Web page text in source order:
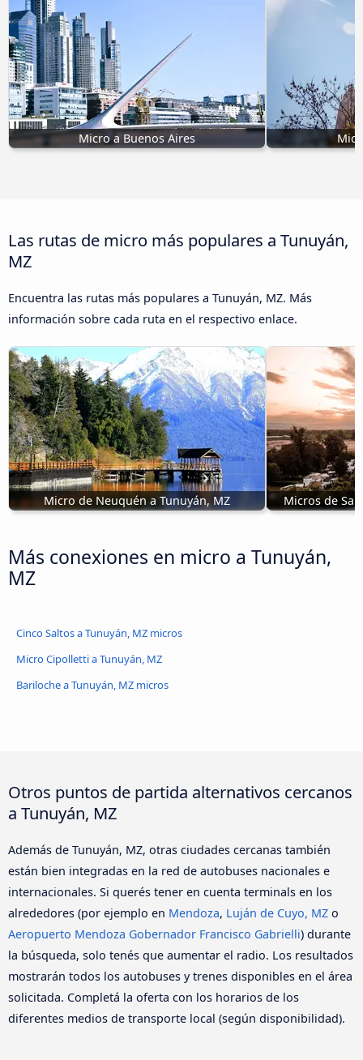
Micro a Buenos Aires
Las rutas de micro más populares a Tunuyán,
MZ
Encuentra las rutas más populares a Tunuyán, MZ. Más
información sobre cada ruta en el respectivo enlace.
Micro de Neuquén a Tunuyán, MZ Micros de
Más conexiones en micro a Tunuyán,
MZ
Cinco Saltos a Tunuyán, MZ micros
Micro Cipolletti a Tunuyán, MZ
Bariloche a Tunuyán, MZ micros
Otros puntos de partida alternativos cercanos
a Tunuyán, MZ
Además de Tunuyán, MZ, otras ciudades cercanas también
están bien integradas en la red de autobuses nacionales e
internacionales. Si querés tener en cuenta terminals en los
alrededores (por ejemplo en Mendoza, Luján de Cuyo, MZ o
Aeropuerto Mendoza Gobernador Francisco Gabrielli) durante
la búsqueda, solo tenés que aumentar el radio. Los resultados
mostrarán todos los autobuses y trenes disponibles en el área
solicitada. Completá la oferta con los horarios de los
diferentes medios de transporte local (según disponibilidad).